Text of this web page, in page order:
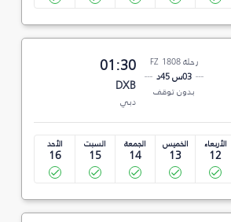
رحلة FZ 1808
03س 45د
بدون توقف
01:30
DXB
دبي
الأربعاء
12
الخميس
13
الجمعة
14
السبت
15
الأحد
16